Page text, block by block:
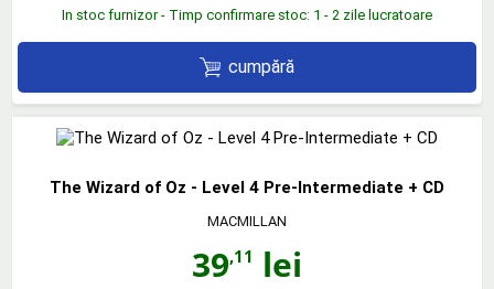
In stoc furnizor - Timp confirmare stoc: 1 - 2 zile lucratoare
cumpără
The Wizard of Oz - Level 4 Pre-Intermediate + CD
MACMILLAN
39,11 lei